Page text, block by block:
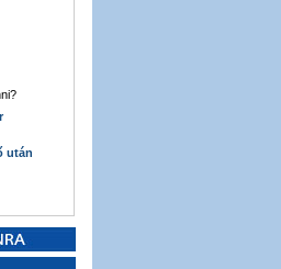
után